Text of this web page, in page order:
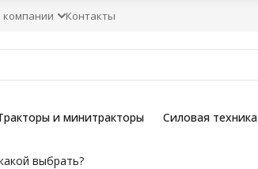
компании Контакты
и минитракторы Силовая техника
выбрать?